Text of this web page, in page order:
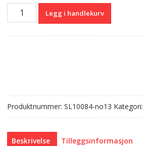
Originalt
batteri
Legg i handlekurv
Produktnummer: SL10084-no13 Kategori:
Beskrivelse Tilleggsinformasjon